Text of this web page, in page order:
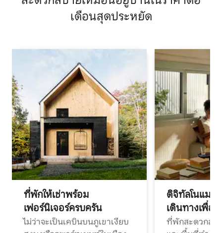
เดือนสุดประหยัด
ที่พักให้เช่าพร้อม
เฟอร์นิเจอร์ครบครัน
ไม่ว่าจะเป็นเคบินบนภูเขาเงียบ
ดิจิทัลโนแมด
เดินทางเพื่อ
ที่พักสะดวกสบ